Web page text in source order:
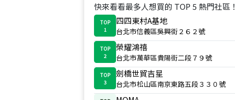
快來看看最多人想買的 TOP 5 熱門社區！
TOP
1
四四東村A基地
台北市信義區吳興街２６２號
TOP
2
榮耀鴻禧
台北市萬華區貴陽街二段７９號
TOP
3
劍橋世貿吉星
台北市松山區南京東路五段３３０號